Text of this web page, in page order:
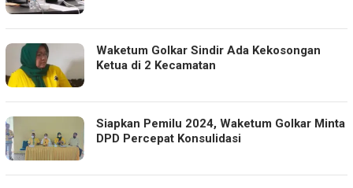
Waketum Golkar Sindir Ada Kekosongan
Ketua di 2 Kecamatan
Siapkan Pemilu 2024, Waketum Golkar Minta
DPD Percepat Konsulidasi